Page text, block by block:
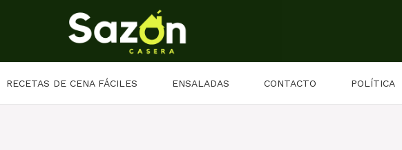
RECETAS DE CENA FÁCILES ENSALADAS CONTACTO POLÍTICA